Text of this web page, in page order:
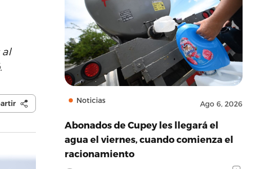
al
Noticias Ago 6, 2026
Abonados de Cupey les llegará el
agua el viernes, cuando comienza el
racionamiento